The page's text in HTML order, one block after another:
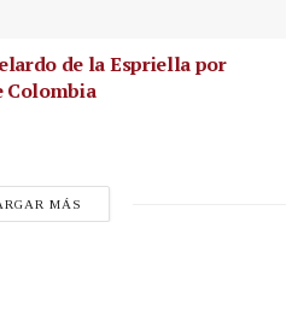
de la Espriella por
Colombia
MÁS